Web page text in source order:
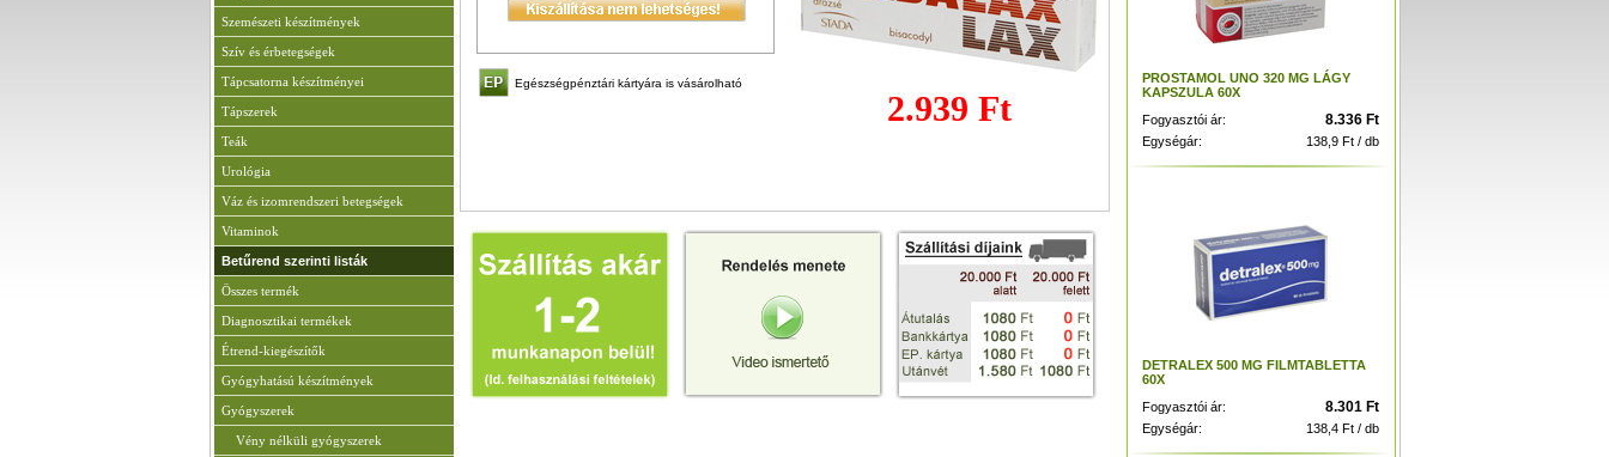
Szemészeti készítmények
Szív és érbetegségek
Tápcsatorna készítményei
Tápszerek
Teák
Urológia
Váz és izomrendszeri betegségek
Vitaminok
Betűrend szerinti listák
Összes termék
Diagnosztikai termékek
Étrend-kiegészítők
Gyógyhatású készítmények
Gyógyszerek
Vény nélküli gyógyszerek
2.939 Ft
Egészségpénztári kártyára is vásárolható
PROSTAMOL UNO 320 MG LÁGY
KAPSZULA 60X
Fogyasztói ár:
8.336 Ft
Egységár: 138,9 Ft / db
DETRALEX 500 MG FILMTABLETTA
60X
Fogyasztói ár:
8.301 Ft
Egységár: 138,4 Ft / db